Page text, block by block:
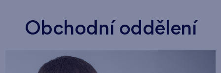
Obchodní oddělení